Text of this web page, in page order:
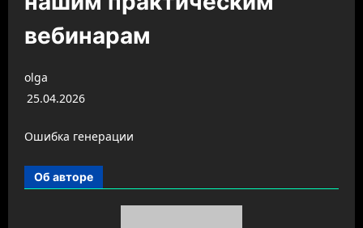
вебинарам
olga
25.04.2026
Ошибка генерации
Об авторе